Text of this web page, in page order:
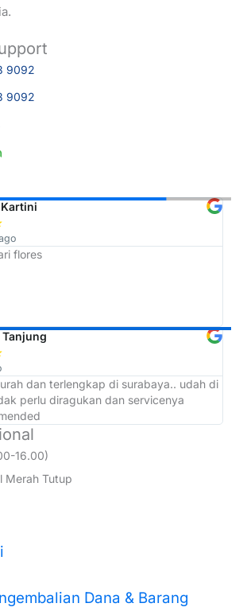
9092
9092
flores
dan terlengkap di surabaya.. udah di
perlu diragukan dan servicenya
16.00)
Merah Tutup
Dana & Barang